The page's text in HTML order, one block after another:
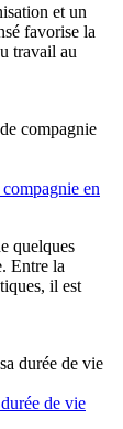
et un
favorise la
travail au
en
quelques
Entre la
il est
de vie